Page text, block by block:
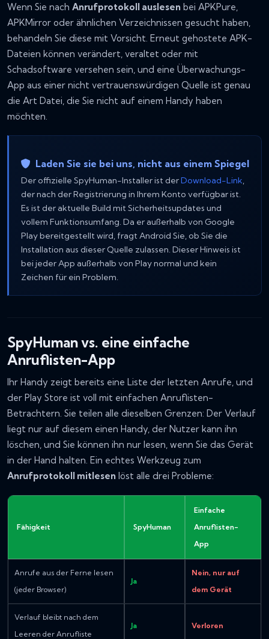
Wenn Sie nach Anrufprotokoll auslesen bei APKPure,
APKMirror oder ähnlichen Verzeichnissen gesucht haben,
behandeln Sie diese mit Vorsicht. Erneut gehostete APK-
Dateien können verändert, veraltet oder mit
Schadsoftware versehen sein, und eine Überwachungs-
App aus einer nicht vertrauenswürdigen Quelle ist genau
die Art Datei, die Sie nicht auf einem Handy haben
möchten.
Laden Sie sie bei uns, nicht aus einem Spiegel
Der offizielle SpyHuman-Installer ist derDownload-Link,
der nach der Registrierung in Ihrem Konto verfügbar ist.
Es ist der aktuelle Build mit Sicherheitsupdates und
vollem Funktionsumfang. Da er außerhalb von Google
Play bereitgestellt wird, fragt Android Sie, ob Sie die
Installation aus dieser Quelle zulassen. Dieser Hinweis ist
bei jeder App außerhalb von Play normal und kein
Zeichen für ein Problem.
SpyHuman vs. eine einfache
Anruflisten-App
Ihr Handy zeigt bereits eine Liste der letzten Anrufe, und
der Play Store ist voll mit einfachen Anruflisten-
Betrachtern. Sie teilen alle dieselben Grenzen: Der Verlauf
liegt nur auf diesem einen Handy, der Nutzer kann ihn
löschen, und Sie können ihn nur lesen, wenn Sie das Gerät
in der Hand halten. Ein echtes Werkzeug zum
Anrufprotokoll mitlesen löst alle drei Probleme:
Fähigkeit SpyHuman
Einfache
Anruflisten-
App
Anrufe aus der Ferne lesen
(jeder Browser)
Ja
Nein, nur auf
dem Gerät
Verlauf bleibt nach dem
Leeren der Anrufliste
Ja Verloren